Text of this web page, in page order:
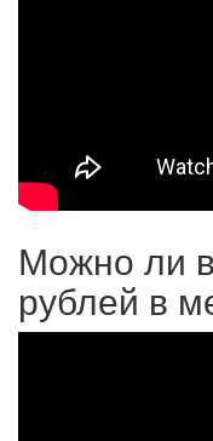
Можно ли
рублей в